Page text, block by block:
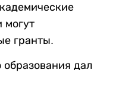
могут
гранты.
дал